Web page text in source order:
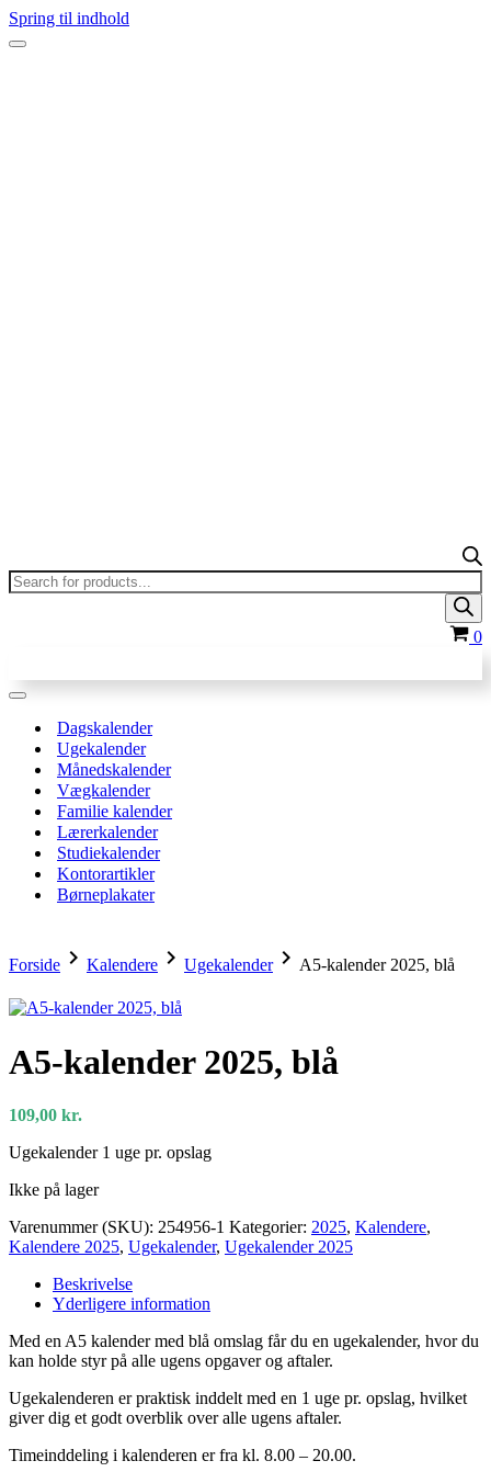
Spring til indhold
Navigation
Products
search
0
Navigation
Dagskalender
Ugekalender
Månedskalender
Vægkalender
Familie kalender
Lærerkalender
Studiekalender
Kontorartikler
Børneplakater
Forside chevron_right Kalendere chevron_right Ugekalenderchevron_right A5-kalender 2025, blå
A5-kalender 2025, blå
109,00 kr.
Ugekalender 1 uge pr. opslag
Ikke på lager
Varenummer (SKU): 254956-1 Kategorier: 2025, Kalendere,
Kalendere 2025, Ugekalender, Ugekalender 2025
Beskrivelse
Yderligere information
Med en A5 kalender med blå omslag får du en ugekalender, hvor du
kan holde styr på alle ugens opgaver og aftaler.
Ugekalenderen er praktisk inddelt med en 1 uge pr. opslag, hvilket
giver dig et godt overblik over alle ugens aftaler.
Timeinddeling i kalenderen er fra kl. 8.00 – 20.00.